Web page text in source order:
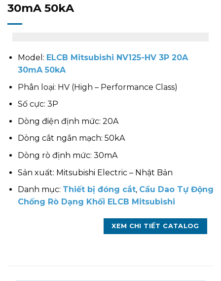
30mA 50kA
Model: ELCB Mitsubishi NV125-HV 3P 20A
30mA 50kA
Phân loại: HV (High – Performance Class)
Số cực: 3P
Dòng điện định mức: 20A
Dòng cắt ngắn mạch: 50kA
Dòng rò định mức: 30mA
Sản xuất: Mitsubishi Electric – Nhật Bản
Danh mục: Thiết bị đóng cắt, Cầu Dao Tự Động
Chống Rò Dạng Khối ELCB Mitsubishi
XEM CHI TIẾT CATALOG